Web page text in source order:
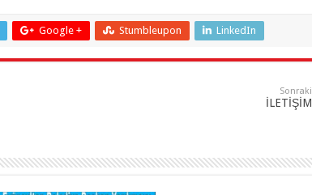
Google + Stumbleupon LinkedIn
Sonraki
İLETİŞİM